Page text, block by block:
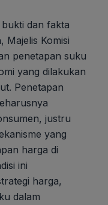
dan fakta
Majelis Komisi
penetapan suku
yang dilakukan
Penetapan
justru
yang
harga di
ini
harga,
dalam